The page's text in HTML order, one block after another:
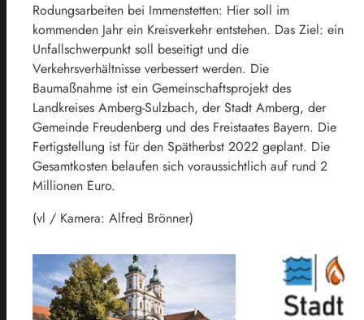
Rodungsarbeiten bei Immenstetten: Hier soll im
kommenden Jahr ein Kreisverkehr entstehen. Das Ziel: ein
Unfallschwerpunkt soll beseitigt und die
Verkehrsverhältnisse verbessert werden. Die
Baumaßnahme ist ein Gemeinschaftsprojekt des
Landkreises Amberg-Sulzbach, der Stadt Amberg, der
Gemeinde Freudenberg und des Freistaates Bayern. Die
Fertigstellung ist für den Spätherbst 2022 geplant. Die
Gesamtkosten belaufen sich voraussichtlich auf rund 2
Millionen Euro.
(vl / Kamera: Alfred Brönner)